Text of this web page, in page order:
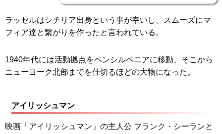
ラッセルはシチリア出身という事が幸いし、スムーズにマ
フィア達と繋がりを作ったと言われている。
1940年代には活動拠点をペンシルベニアに移動、そこから
ニューヨーク北部までを仕切るほどの大物になった。
アイリッシュマン
映画「アイリッシュマン」の主人公 フランク・シーランと